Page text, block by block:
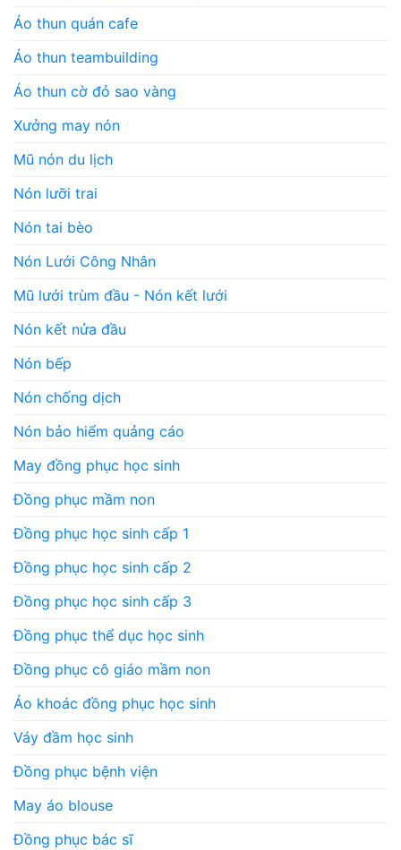
Áo thun quán cafe
Áo thun teambuilding
Áo thun cờ đỏ sao vàng
Xưởng may nón
Mũ nón du lịch
Nón lưỡi trai
Nón tai bèo
Nón Lưới Công Nhân
Mũ lưới trùm đầu - Nón kết lưới
Nón kết nửa đầu
Nón bếp
Nón chống dịch
Nón bảo hiểm quảng cáo
May đồng phục học sinh
Đồng phục mầm non
Đồng phục học sinh cấp 1
Đồng phục học sinh cấp 2
Đồng phục học sinh cấp 3
Đồng phục thể dục học sinh
Đồng phục cô giáo mầm non
Áo khoác đồng phục học sinh
Váy đầm học sinh
Đồng phục bệnh viện
May áo blouse
Đồng phục bác sĩ